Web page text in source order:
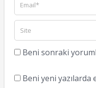
Beni sonraki
Beni yeni